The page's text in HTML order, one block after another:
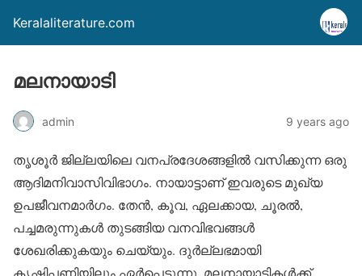
Keralaliterature.com
മലനായാടി
admin 9 years ago
തൃശൂര്‍ ജില്ലയിലെ വനപ്രദേശങ്ങളില്‍ വസിക്കുന്ന ഒരു
ആദിമനിവാസിവിഭാഗം. നായാട്ടാണ് ഇവരുടെ മുഖ്യ
ഉപജീവനമാര്‍ഗം. തേന്‍, കൂവ, ഏലക്കായ, ചൂരല്‍,
പച്ചമരുന്നുകള്‍ തുടങ്ങിയ വനവിഭവങ്ങള്‍
ശേഖരിക്കുകയും ചെയ്യും. ദുര്‍ല്ലഭമായി
കൃഷിപ്പണിയിലും ഏര്‍പ്പെടുന്നു. മലനായാടികള്‍ക്ക്